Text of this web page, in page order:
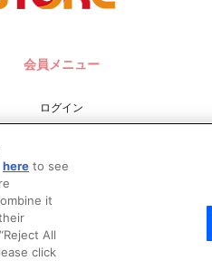
会員メニュー
ログイン
新規会員登録
here to see
it
All
click